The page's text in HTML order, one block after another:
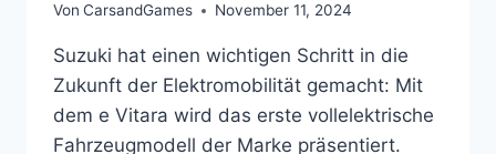
Von CarsandGames November 11, 2024
Suzuki hat einen wichtigen Schritt in die
Zukunft der Elektromobilität gemacht: Mit
dem e Vitara wird das erste vollelektrische
Fahrzeugmodell der Marke präsentiert.